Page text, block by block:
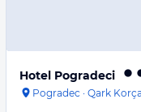
Hotel Pogradeci
Pogradec · Qark Korça